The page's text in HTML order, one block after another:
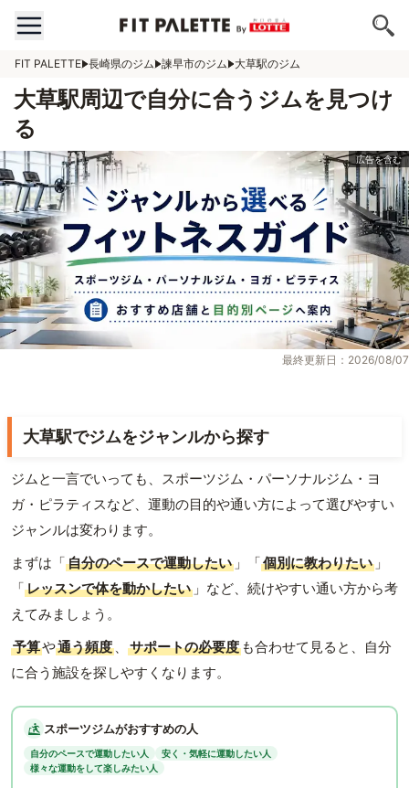
FIT PALETTE 長崎県のジム 諫早市のジム 大草駅のジム
大草駅周辺で自分に合うジムを見つけ
る
最終更新日：2026/08/07
大草駅でジムをジャンルから探す
ジムと一言でいっても、スポーツジム・パーソナルジム・ヨ
ガ・ピラティスなど、運動の目的や通い方によって選びやすい
ジャンルは変わります。
まずは「自分のペースで運動したい 」「個別に教わりたい 」
「レッスンで体を動かしたい 」など、続けやすい通い方から考
えてみましょう。
予算や通う頻度 、 サポートの必要度 も合わせて見ると、自分
に合う施設を探しやすくなります。
スポーツジムがおすすめの人
自分のペースで運動したい人
安く・気軽に運動したい人
様々な運動をして楽しみたい人